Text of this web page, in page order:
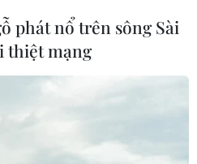
phát nổ trên sông Sài
thiệt mạng